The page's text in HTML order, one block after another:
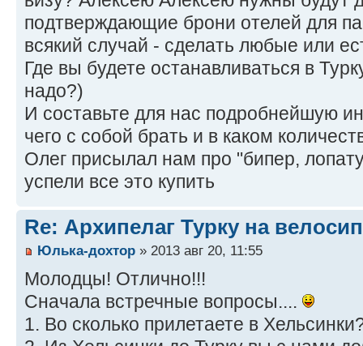
подтверждающие брони отелей для
всякий случай - сделать любые или
Где вы будете останавливаться в
надо?)
И составьте для нас подробнейшую
чего с собой брать и в каком
Олег присылал нам про "бипер,
успели все это купить
Re: Архипелаг Турку на
Юлька-дохтор » 2013 авг 20, 11:55
Молодцы! Отлично!!!
Сначала встречные вопросы....
1. Во сколько прилетаете в